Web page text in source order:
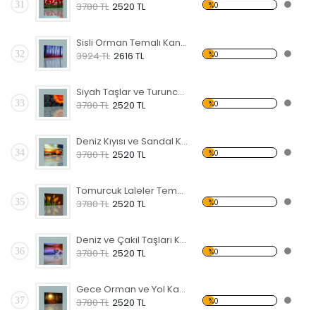
31
3780 TL 2520 TL %0
32
Sisli Orman Temalı Kanvas Tablo
3924 TL 2616 TL %0
33
Siyah Taşlar ve Turuncu Çiçek Kanvas Tablo
3780 TL 2520 TL %0
34
Deniz Kıyısı ve Sandal Kanvas Tablo
3780 TL 2520 TL %0
35
Tomurcuk Laleler Temalı Kanvas Tablo
3780 TL 2520 TL %0
36
Deniz ve Çakıl Taşları Kanvas Tablo
3780 TL 2520 TL %0
37
Gece Orman ve Yol Kanvas Tablo
3780 TL 2520 TL %0